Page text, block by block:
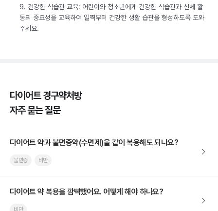
9. 건강한 식습관 교육: 어린이와 청소년에게 건강한 식습관과 신체 활
동의 중요성을 교육하여 일찍부터 건강한 생활 습관을 형성하도록 도와
주세요.
다이어트 경구약처방
자주 묻는 질문
다이어트 약과 불면증약(수면제)을 같이 복용해도 되나요?
불면증 비만
다이어트 약 복용을 깜빡했어요. 어떻게 해야 하나요?
비만